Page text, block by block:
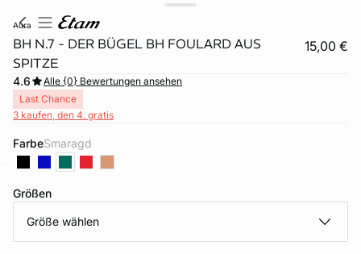
aura
BH N.7 - DER BÜGEL BH FOULARD AUS
SPITZE
15,00 €
4.6
Alle {0} Bewertungen ansehen
Last Chance
3 kaufen, den 4. gratis
Farbe smaragd
Größen
Größe wählen